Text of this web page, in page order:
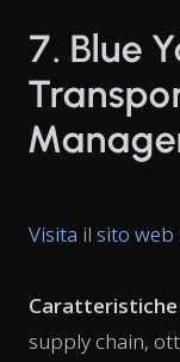
7. Blue
Visita il sito web
Caratteristiche
supply chain,